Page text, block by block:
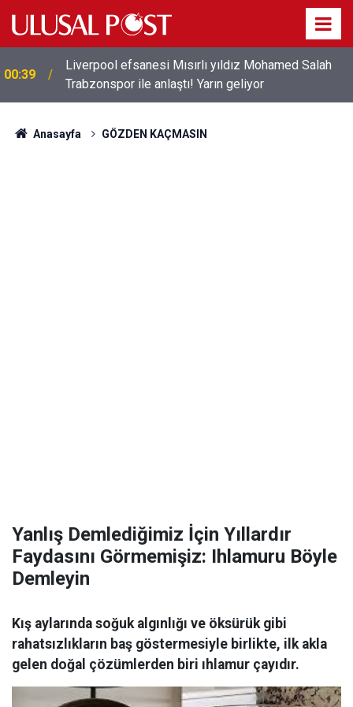
00:39
Liverpool efsanesi Mısırlı yıldız Mohamed Salah
Trabzonspor ile anlaştı! Yarın geliyor
Anasayfa GÖZDEN KAÇMASIN
Yanlış Demlediğimiz İçin Yıllardır
Faydasını Görmemişiz: Ihlamuru Böyle
Demleyin
Kış aylarında soğuk algınlığı ve öksürük gibi
rahatsızlıkların baş göstermesiyle birlikte, ilk akla
gelen doğal çözümlerden biri ıhlamur çayıdır.